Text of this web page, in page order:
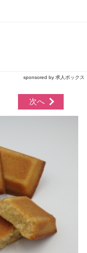
sponsored by 求人ボックス
次へ